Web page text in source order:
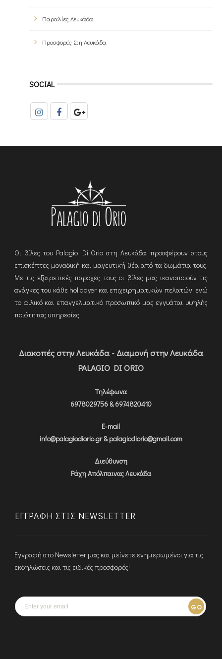
Παραλίες Λευκάδα
Προσφορές Στη Λευκάδα
SOCIAL
Οι βίλες του Palagio Di Orio στη Λευκάδα, προσφέρουν στους
επισκέπτες μοναδική και μαγευτική θέα από τα δωμάτια τους.
Με τις εξαιρετικές παροχές τους οι βίλες μας ικανοποιούν τις
ανάγκες του κάθε holidayer και επιχειρηματικών πελατών, ενώ
το φιλικό και επαγγελματικό προσωπικό μας εγγυάται υψηλής
ποιότητας υπηρεσίες.
Διακοπές στην Λευκάδα - Διαμονή στην Λευκάδα
PALAGIO DI ORIO
Τηλέφωνα
6978029756 & 6974820410
E-mail
info@palagiodiorio.gr & palagiodiorio@gmail.com
Διεύθυνση
Ράχη Απόλπαινας Λευκάδα
ΕΓΓΡΑΦΉ ΣΤΙΣ NEWSLETTER
Εγγραφή στο Newsletter μας και μείνετε ενημερωμένοι για τις
εκδηλώσεις και τις ειδικές προσφορές!
GO